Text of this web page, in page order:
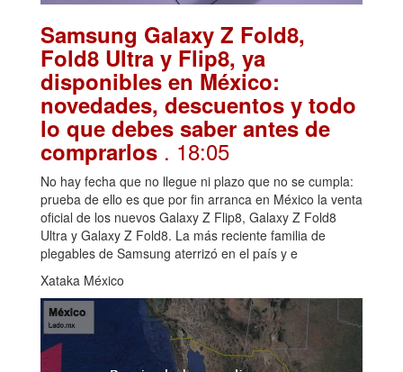
Samsung Galaxy Z Fold8,
Fold8 Ultra y Flip8, ya
disponibles en México:
novedades, descuentos y todo
lo que debes saber antes de
comprarlos . 18:05
No hay fecha que no llegue ni plazo que no se cumpla:
prueba de ello es que por fin arranca en México la venta
oficial de los nuevos Galaxy Z Flip8, Galaxy Z Fold8
Ultra y Galaxy Z Fold8. La más reciente familia de
plegables de Samsung aterrizó en el país y e
Xataka México